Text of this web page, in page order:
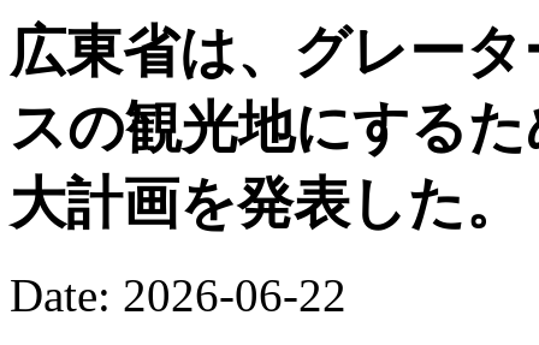
広東省は、グレー
スの観光地にする
大計画を発表した。
Date: 2026-06-22